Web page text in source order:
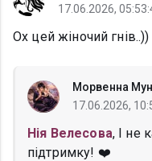
17.06.2026,
Ох цей жіночий гнів..))
Морвенна
17.06.2026,
Нія Велесова, І не
підтримку! ❤️